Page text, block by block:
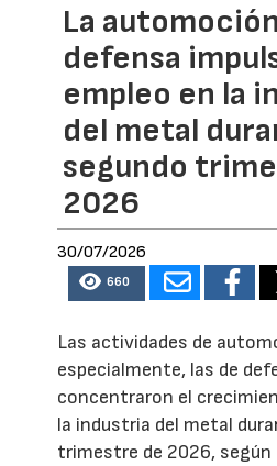
La
defensa
empleo en la
del metal
segundo
2026
30/07/2026
660
Las actividades de
especialmente, las de
concentraron el
la industria del metal
trimestre de 2026,